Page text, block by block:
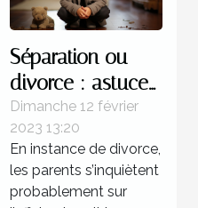
Séparation ou
divorce : astuces
pour atténuer la
souffrance des
enfants
Dimanche 12 février
2023 13:20
En instance de divorce,
les parents s’inquiètent
probablement sur